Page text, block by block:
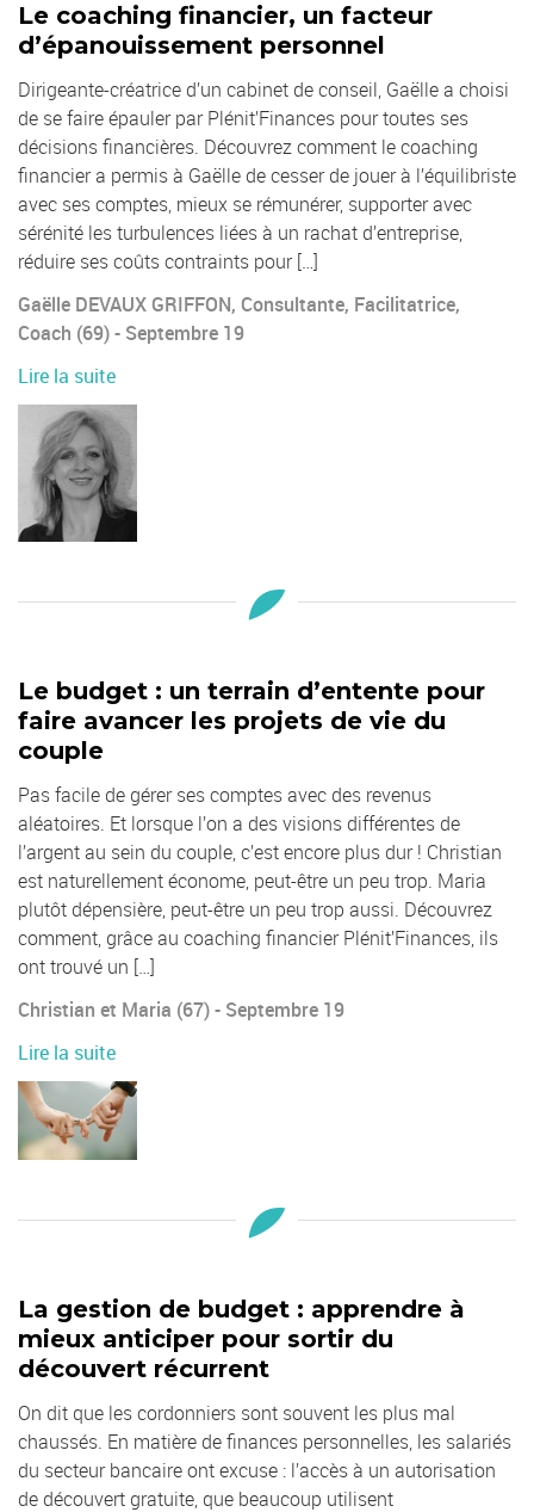
Le coaching financier, un facteur
d’épanouissement personnel
Dirigeante-créatrice d’un cabinet de conseil, Gaëlle a choisi
de se faire épauler par Plénit’Finances pour toutes ses
décisions financières. Découvrez comment le coaching
financier a permis à Gaëlle de cesser de jouer à l’équilibriste
avec ses comptes, mieux se rémunérer, supporter avec
sérénité les turbulences liées à un rachat d’entreprise,
réduire ses coûts contraints pour […]
Gaëlle DEVAUX GRIFFON, Consultante, Facilitatrice,
Coach (69) - Septembre 19
Lire la suite
Le budget : un terrain d’entente pour
faire avancer les projets de vie du
couple
Pas facile de gérer ses comptes avec des revenus
aléatoires. Et lorsque l’on a des visions différentes de
l’argent au sein du couple, c’est encore plus dur ! Christian
est naturellement économe, peut-être un peu trop. Maria
plutôt dépensière, peut-être un peu trop aussi. Découvrez
comment, grâce au coaching financier Plénit’Finances, ils
ont trouvé un […]
Christian et Maria (67) - Septembre 19
Lire la suite
La gestion de budget : apprendre à
mieux anticiper pour sortir du
découvert récurrent
On dit que les cordonniers sont souvent les plus mal
chaussés. En matière de finances personnelles, les salariés
du secteur bancaire ont excuse : l’accès à un autorisation
de découvert gratuite, que beaucoup utilisent